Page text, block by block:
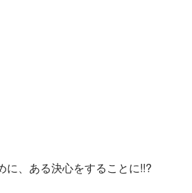
に、ある決心をすることに!!?